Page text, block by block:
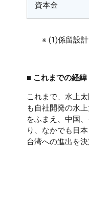
資本金
※ (1)係留設
■ これまでの経緯
これまで、水上
も自社開発の水
をふまえ、中国
り、なかでも日
台湾への進出を決